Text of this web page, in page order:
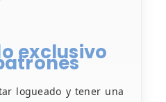
exclusivo
logueado y tener una